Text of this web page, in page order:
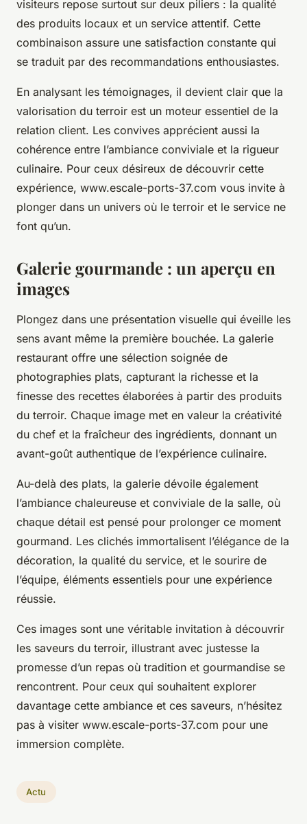
visiteurs repose surtout sur deux piliers : la qualité
des produits locaux et un service attentif. Cette
combinaison assure une satisfaction constante qui
se traduit par des recommandations enthousiastes.
En analysant les témoignages, il devient clair que la
valorisation du terroir est un moteur essentiel de la
relation client. Les convives apprécient aussi la
cohérence entre l’ambiance conviviale et la rigueur
culinaire. Pour ceux désireux de découvrir cette
expérience, www.escale-ports-37.com vous invite à
plonger dans un univers où le terroir et le service ne
font qu’un.
Galerie gourmande : un aperçu en
images
Plongez dans une présentation visuelle qui éveille les
sens avant même la première bouchée. La galerie
restaurant offre une sélection soignée de
photographies plats, capturant la richesse et la
finesse des recettes élaborées à partir des produits
du terroir. Chaque image met en valeur la créativité
du chef et la fraîcheur des ingrédients, donnant un
avant-goût authentique de l’expérience culinaire.
Au-delà des plats, la galerie dévoile également
l’ambiance chaleureuse et conviviale de la salle, où
chaque détail est pensé pour prolonger ce moment
gourmand. Les clichés immortalisent l’élégance de la
décoration, la qualité du service, et le sourire de
l’équipe, éléments essentiels pour une expérience
réussie.
Ces images sont une véritable invitation à découvrir
les saveurs du terroir, illustrant avec justesse la
promesse d’un repas où tradition et gourmandise se
rencontrent. Pour ceux qui souhaitent explorer
davantage cette ambiance et ces saveurs, n’hésitez
pas à visiter www.escale-ports-37.com pour une
immersion complète.
Actu